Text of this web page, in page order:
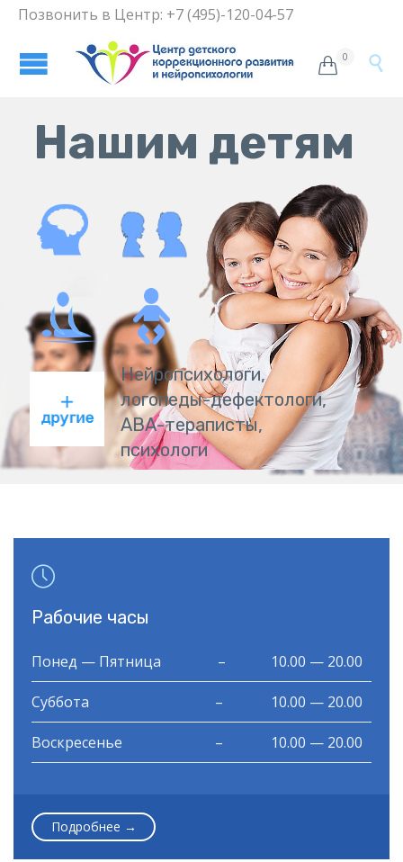
Позвонить в Центр: +7 (495)-120-04-57
 0 
Нашим детям
Нейропсихологи,
логопеды-дефектологи,
АВА-тераписты,
психологи

Рабочие часы
Понед — Пятница – 10.00 — 20.00
Суббота – 10.00 — 20.00
Воскресенье – 10.00 — 20.00
Подробнее →